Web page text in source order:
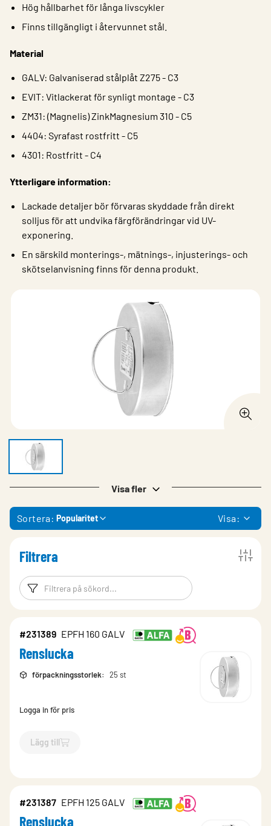
Hög hållbarhet för långa livscykler
Finns tillgängligt i återvunnet stål.
Material
GALV: Galvaniserad stålplåt Z275 - C3
EVIT: Vitlackerat för synligt montage - C3
ZM31: (Magnelis) ZinkMagnesium 310 - C5
4404: Syrafast rostfritt - C5
4301: Rostfritt - C4
Ytterligare information:
Lackade detaljer bör förvaras skyddade från direkt
solljus för att undvika färgförändringar vid UV-
exponering.
En särskild monterings-, mätnings-, injusterings- och
skötselanvisning finns för denna produkt.
Visa fler
Sortera: Popularitet Visa:
Filtrera
Filtreringsord Filtrera
#231389 EPFH 160 GALV
Renslucka
förpackningsstorlek: 25 st
Logga in för pris
Lägg till
`$Lägg till
#231387 EPFH 125 GALV
Renslucka